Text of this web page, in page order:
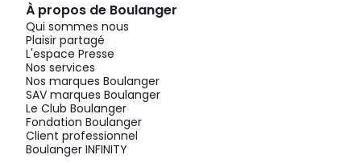
À propos de Boulanger
Qui sommes nous
Plaisir partagé
L'espace Presse
Nos services
Nos marques Boulanger
SAV marques Boulanger
Le Club Boulanger
Fondation Boulanger
Client professionnel
Boulanger INFINITY